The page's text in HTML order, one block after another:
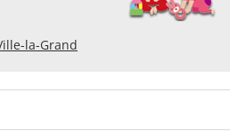
la-Grand